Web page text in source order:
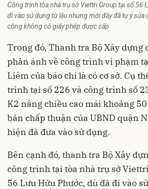
Công trình tòa nhà trụ sở Viettri Group tại số 56
đi vào sử dụng từ lâu nhưng mới đây đã tự ý sửa
công không có giấy phép được cấp
Trong đó, Thanh tra Bộ Xây dựng
phản ánh về công trình vi phạm
Liêm của báo chí là có cơ sở. Cụ
trình tại số 226 và công trình số
K2 nâng chiều cao mái khoảng
bản chấp thuận của UBND quận
hiện đã đưa vào sử dụng.
Bên cạnh đó, thanh tra Bộ Xây
công trình tại tòa nhà trụ sở
56 Lưu Hữu Phước, dù đã đi vào